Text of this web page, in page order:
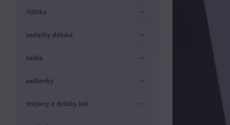
řídítka
sedačky dětské
sedla
sedlovky
stojany a držáky kol